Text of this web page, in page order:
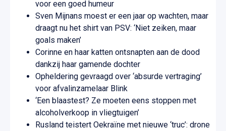
voor een goed humeur
Sven Mijnans moest er een jaar op wachten, maar
draagt nu het shirt van PSV: ‘Niet zeiken, maar
goals maken’
Corinne en haar katten ontsnapten aan de dood
dankzij haar gamende dochter
Opheldering gevraagd over ‘absurde vertraging’
voor afvalinzamelaar Blink
‘Een blaastest? Ze moeten eens stoppen met
alcoholverkoop in vliegtuigen’
Rusland teistert Oekraïne met nieuwe ‘truc’: drone